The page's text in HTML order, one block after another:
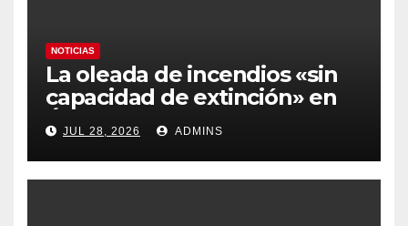
NOTICIAS
La oleada de incendios «sin
capacidad de extinción» en
Ávila y al oeste de Madrid
obliga a declarar la
emergencia nacional
JUL 28, 2026 ADMINS